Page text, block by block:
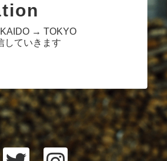
→ TOKYO
していきます